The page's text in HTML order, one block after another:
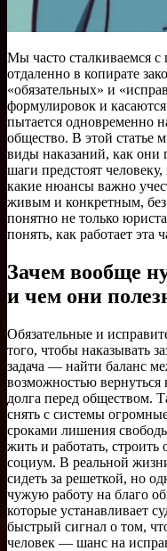
Мы часто сталкиваемся с
отдаленно в копирате
«обязательных» и
формулировок и
пытается одновременно
общество. В этой статье
виды наказаний, как они
шаги предстоят
какие нюансы важно
живым и конкретным,
понятно не только
понять, как работает
Зачем вообще
и чем они
Обязательные и
того, чтобы наказывать
задача — найти баланс
возможностью
долга перед обществом.
снять с системы
сроками лишения
жить и работать,
социум. В реальной
сидеть за решеткой, но
чужую работу на благо
которые устанавливает
быстрый сигнал о том,
человек — шанс на